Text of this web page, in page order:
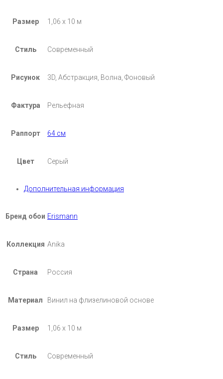
Размер 1,06 х 10 м
Стиль Современный
Рисунок 3D, Абстракция, Волна, Фоновый
Фактура Рельефная
Раппорт 64 см
Цвет Серый
Дополнительная информация
Бренд обои Erismann
Коллекция Anika
Страна Россия
Материал Винил на флизелиновой основе
Размер 1,06 х 10 м
Стиль Современный